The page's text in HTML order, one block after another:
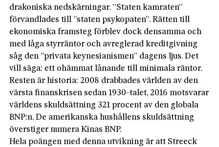
drakoniska nedskärningar. ”Staten kamraten”
förvandlades till ”staten psykopaten”. Rätten till
ekonomiska framsteg förblev dock densamma och
med låga styrräntor och avreglerad kreditgivning
såg den ”privata keynesianismen” dagens ljus. Det
vill säga: ett ohämmat lånande till minimala räntor.
Resten är historia: 2008 drabbades världen av den
värsta finanskrisen sedan 1930-talet, 2016 motsvarar
världens skuldsättning 321 procent av den globala
BNP:n. De amerikanska hushållens skuldsättning
överstiger numera Kinas BNP.
Hela poängen med denna utvikning är att Streeck